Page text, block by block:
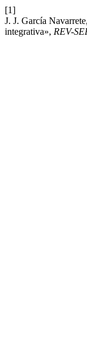
[1]
J. J. García
integrativa», REV-